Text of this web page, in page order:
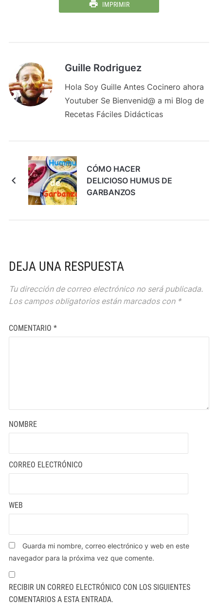
IMPRIMIR
Guille Rodriguez
Hola Soy Guille Antes Cocinero ahora
Youtuber Se Bienvenid@ a mi Blog de
Recetas Fáciles Didácticas
CÓMO HACER
DELICIOSO HUMUS DE
GARBANZOS
DEJA UNA RESPUESTA
Tu dirección de correo electrónico no será publicada.
Los campos obligatorios están marcados con *
COMENTARIO *
NOMBRE
CORREO ELECTRÓNICO
WEB
Guarda mi nombre, correo electrónico y web en este
navegador para la próxima vez que comente.
RECIBIR UN CORREO ELECTRÓNICO CON LOS SIGUIENTES
COMENTARIOS A ESTA ENTRADA.